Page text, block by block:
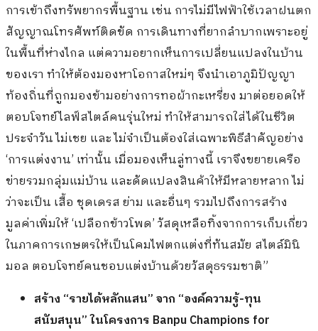
การเข้าถึงทรัพยากรพื้นฐาน เช่น การไม่มีไฟฟ้าใช้เวลาฝนตก
สัญญาณโทรศัพท์ติดขัด การเดินทางที่ยากลำบากเพราะอยู่
ในพื้นที่ห่างไกล แต่ความอยากเห็นการเปลี่ยนแปลงในบ้าน
ของเรา ทำให้ต้องมองหาโอกาสใหม่ๆ จึงนำเอาภูมิปัญญา
ท้องถิ่นที่ถูกมองข้ามอย่างการทอผ้ากะเหรี่ยง มาต่อยอดให้
ตอบโจทย์ไลฟ์สไตล์คนรุ่นใหม่ ทำให้สามารถใส่ได้ในชีวิต
ประจำวัน ไม่เชย และ ไม่จำเป็นต้องใส่เฉพาะพิธีสำคัญอย่าง
‘การแต่งงาน’ เท่านั้น เมื่อมองเห็นลู่ทางนี้ เราจึงขยายเครือ
ข่ายรวมกลุ่มแม่บ้าน และดัดแปลงสินค้าให้มีหลายหลาก ไม่
ว่าจะเป็น เสื้อ ชุดเดรส ย่าม และอื่นๆ รวมไปถึงการสร้าง
มูลค่าเพิ่มให้ ‘เปลือกข้าวโพด’ วัสดุเหลือทิ้งจากการเก็บเกี่ยว
ในภาคการเกษตรให้เป็นโคมไฟตกแต่งที่ทันสมัย สไตล์มินิ
มอล ตอบโจทย์คนชอบแต่งบ้านด้วยวัสดุธรรมชาติ”
สร้าง “รายได้หลักแสน” จาก “องค์ความรู้-ทุน
สนับสนุน” ในโครงการ Banpu Champions for